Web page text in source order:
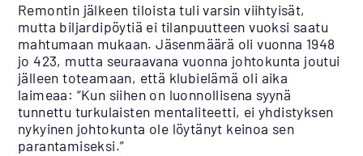
Remontin jälkeen tiloista tuli varsin viihtyisät,
mutta biljardipöytiä ei tilanpuutteen vuoksi saatu
mahtumaan mukaan. Jäsenmäärä oli vuonna 1948
jo 423, mutta seuraavana vuonna johtokunta joutui
jälleen toteamaan, että klubielämä oli aika
laimeaa: “Kun siihen on luonnollisena syynä
tunnettu turkulaisten mentaliteetti, ei yhdistyksen
nykyinen johtokunta ole löytänyt keinoa sen
parantamiseksi.”